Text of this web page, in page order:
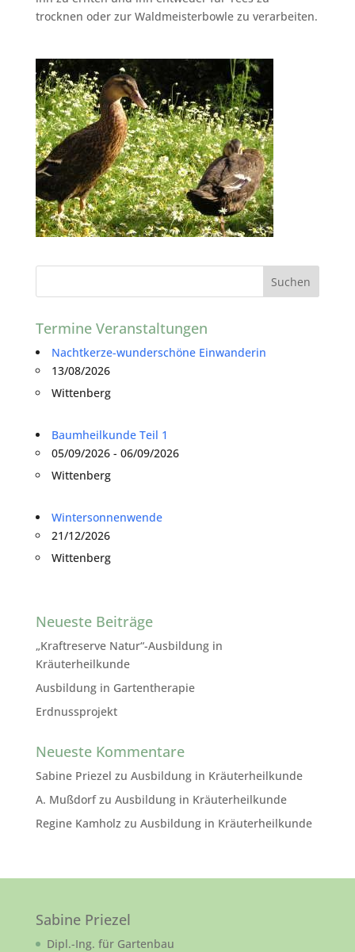
trocknen oder zur Waldmeisterbowle zu verarbeiten.
Termine Veranstaltungen
Nachtkerze-wunderschöne Einwanderin
13/08/2026
Wittenberg
Baumheilkunde Teil 1
05/09/2026 - 06/09/2026
Wittenberg
Wintersonnenwende
21/12/2026
Wittenberg
Neueste Beiträge
„Kraftreserve Natur“-Ausbildung in
Kräuterheilkunde
Ausbildung in Gartentherapie
Erdnussprojekt
Neueste Kommentare
Sabine Priezel zu Ausbildung in Kräuterheilkunde
A. Mußdorfzu Ausbildung in Kräuterheilkunde
Regine Kamholz zu Ausbildung in Kräuterheilkunde
Sabine Priezel
Dipl.-Ing. für Gartenbau